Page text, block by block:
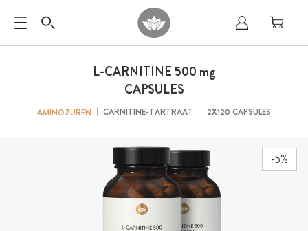
-5%
L-CARNITINE 500 mg
CAPSULES
AMINOZUREN CARNITINE-TARTRAAT 2X120 CAPSULES